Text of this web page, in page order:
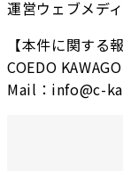
運営ウェブメデ
【本件に関する
COEDO
Mail：info@c-